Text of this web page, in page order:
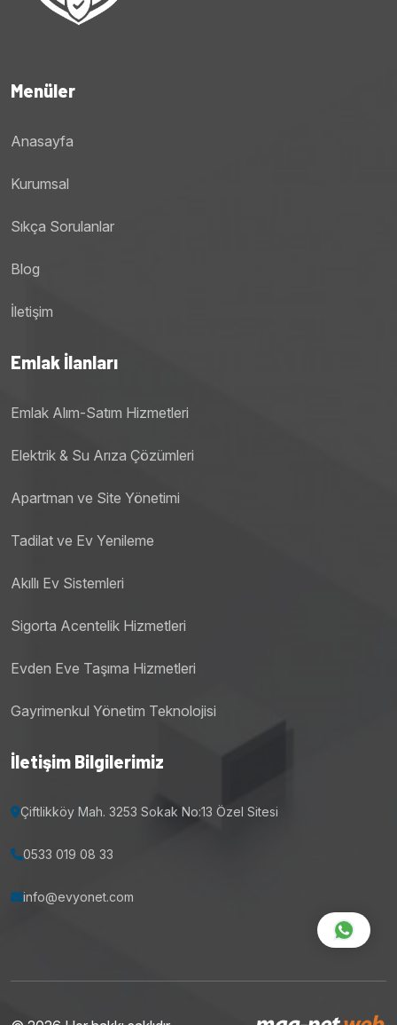
Menüler
Anasayfa
Kurumsal
Sıkça Sorulanlar
Blog
İletişim
Emlak İlanları
Emlak Alım-Satım Hizmetleri
Elektrik & Su Arıza Çözümleri
Apartman ve Site Yönetimi
Tadilat ve Ev Yenileme
Akıllı Ev Sistemleri
Sigorta Acentelik Hizmetleri
Evden Eve Taşıma Hizmetleri
Gayrimenkul Yönetim Teknolojisi
İletişim Bilgilerimiz
Çiftlikköy Mah. 3253 Sokak No:13 Özel Sitesi
0533 019 08 33
info@evyonet.com